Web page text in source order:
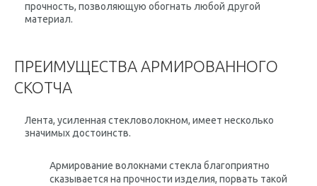
прочность, позволяющую обогнать любой другой
материал.
ПРЕИМУЩЕСТВА АРМИРОВАННОГО
СКОТЧА
Лента, усиленная стекловолокном, имеет несколько
значимых достоинств.
Армирование волокнами стекла благоприятно
сказывается на прочности изделия, порвать такой